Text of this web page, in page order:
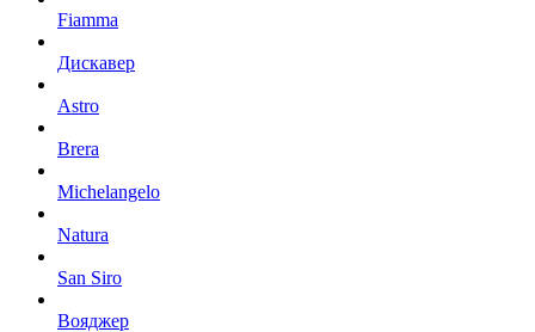
Fiamma
Дискавер
Astro
Brera
Michelangelo
Natura
San Siro
Вояджер